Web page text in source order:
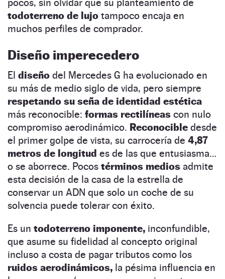
pocos, sin olvidar que su planteamiento de
todoterreno de lujo tampoco encaja en
muchos perfiles de comprador.
Diseño imperecedero
El diseño del Mercedes G ha evolucionado en
su más de medio siglo de vida, pero siempre
respetando su seña de identidad estética
más reconocible: formas rectilíneas con nulo
compromiso aerodinámico. Reconocible desde
el primer golpe de vista, su carrocería de 4,87
metros de longitud es de las que entusiasma…
o se aborrece. Pocos términos medios admite
esta decisión de la casa de la estrella de
conservar un ADN que solo un coche de su
solvencia puede tolerar con éxito.
Es un todoterreno imponente, inconfundible,
que asume su fidelidad al concepto original
incluso a costa de pagar tributos como los
ruidos aerodinámicos, la pésima influencia en